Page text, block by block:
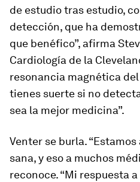
de estudio tras estudio,
detección, que ha
que benéfico”, afirma
Cardiología de la
resonancia magnética
tienes suerte si no
sea la mejor medicina”.
Venter se burla.
sana, y eso a muchos
reconoce. “Mi respuesta